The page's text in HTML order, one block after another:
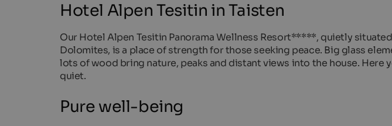
Hotel Alpen Tesitin in Taisten
Our Hotel Alpen Tesitin Panorama Wellness Resort*****, quietly
Dolomites, is a place of strength for those seeking peace. Big glass
lots of wood bring nature, peaks and distant views into the house. Here
quiet.
Pure well-being